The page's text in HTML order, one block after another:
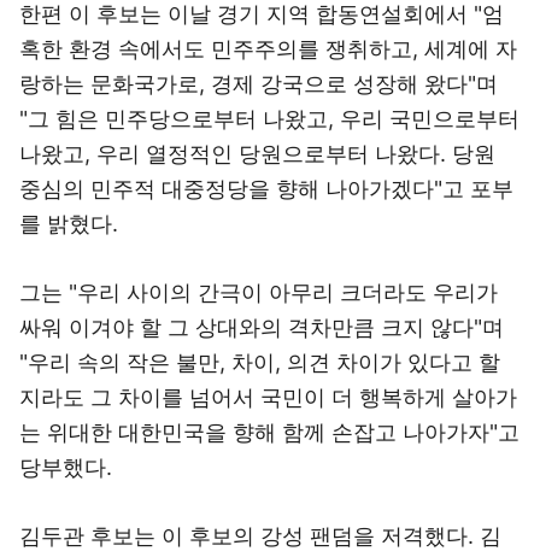
한편 이 후보는 이날 경기 지역 합동연설회에서 "엄
혹한 환경 속에서도 민주주의를 쟁취하고, 세계에 자
랑하는 문화국가로, 경제 강국으로 성장해 왔다"며
"그 힘은 민주당으로부터 나왔고, 우리 국민으로부터
나왔고, 우리 열정적인 당원으로부터 나왔다. 당원
중심의 민주적 대중정당을 향해 나아가겠다"고 포부
를 밝혔다.
그는 "우리 사이의 간극이 아무리 크더라도 우리가
싸워 이겨야 할 그 상대와의 격차만큼 크지 않다"며
"우리 속의 작은 불만, 차이, 의견 차이가 있다고 할
지라도 그 차이를 넘어서 국민이 더 행복하게 살아가
는 위대한 대한민국을 향해 함께 손잡고 나아가자"고
당부했다.
김두관 후보는 이 후보의 강성 팬덤을 저격했다. 김